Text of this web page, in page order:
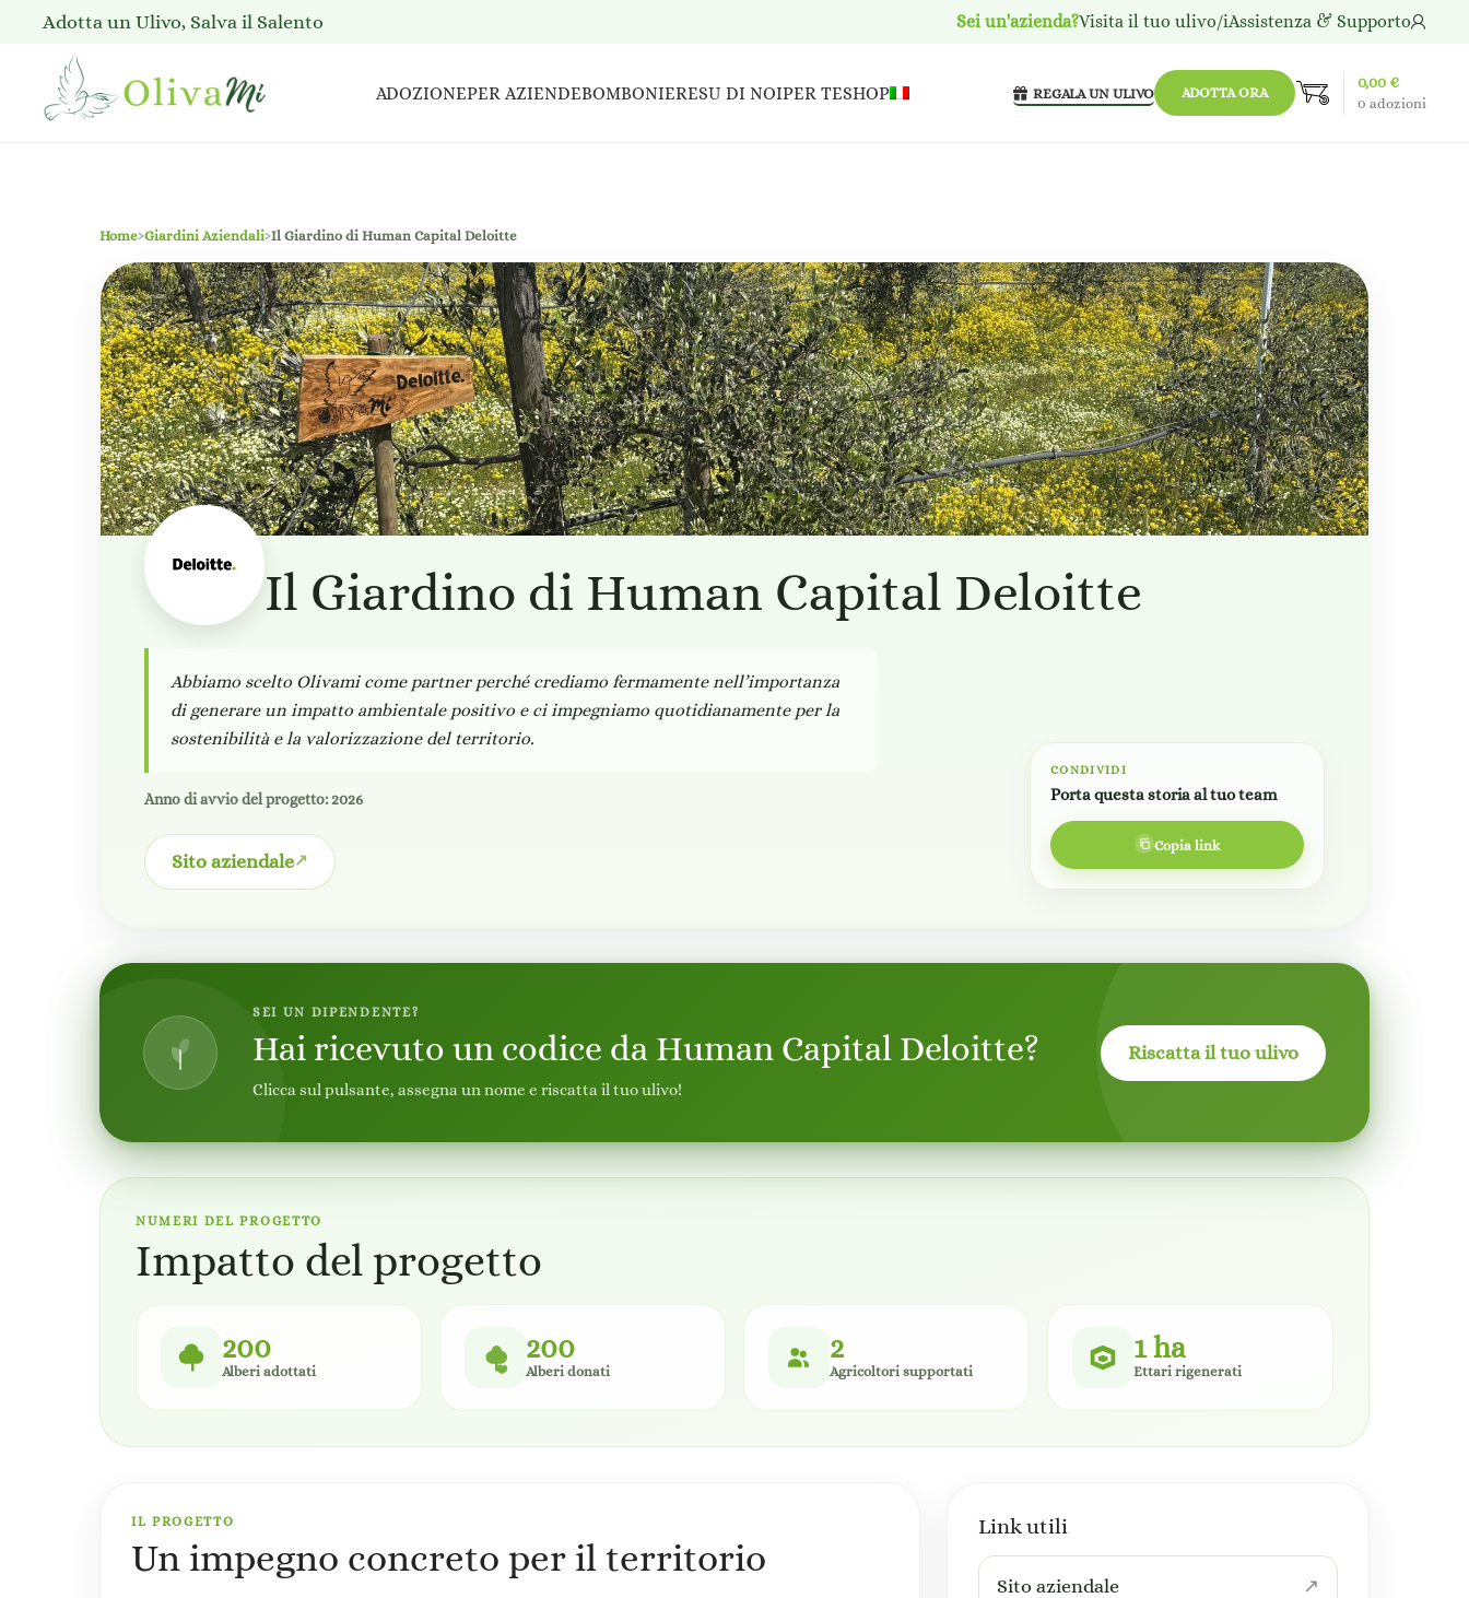
Adotta un Ulivo, Salva il Salento Sei un'azienda?Visita il tuo ulivo/iAssistenza & Supporto
ADOZIONEPER AZIENDEBOMBONIERESU DI NOIPER TESHOP REGALA UN ULIVO ADOTTA ORA
0adozioni
0,00 €
Home›Giardini Aziendali›Il Giardino di Human Capital Deloitte
Il Giardino di Human Capital Deloitte
Abbiamo scelto Olivami come partner perché crediamo fermamente nell’importanza
di generare un impatto ambientale positivo e ci impegniamo quotidianamente per la
sostenibilità e la valorizzazione del territorio.
Anno di avvio del progetto: 2026
Sito aziendale
CONDIVIDI
Porta questa storia al tuo team
Copia link
SEI UN DIPENDENTE?
Hai ricevuto un codice da Human Capital Deloitte?
Clicca sul pulsante, assegna un nome e riscatta il tuo ulivo!
Riscatta il tuo ulivo
NUMERI DEL PROGETTO
Impatto del progetto
200
Alberi adottati
200
Alberi donati
2
Agricoltori supportati
1 ha
Ettari rigenerati
IL PROGETTO
Un impegno concreto per il territorio
Link utili
Sito aziendale